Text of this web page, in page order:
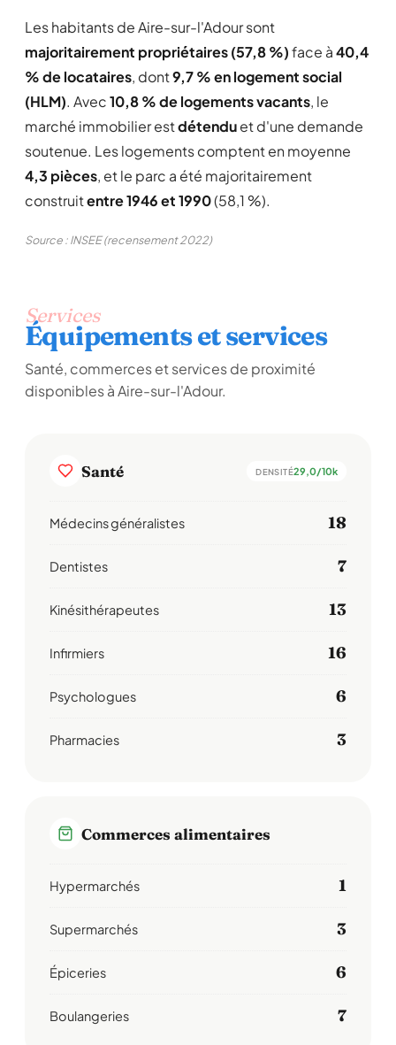
Les habitants de Aire-sur-l'Adour sont
majoritairement propriétaires (57,8 %)face à40,4
% de locataires, dont9,7 % en logement social
(HLM). Avec10,8 % de logements vacants, le
marché immobilier estdétenduet d'une demande
soutenue. Les logements comptent en moyenne
4,3 pièces, et le parc a été majoritairement
construitentre 1946 et 1990(58,1 %).
Source : INSEE (recensement 2022)
Services
Équipements et services
Santé, commerces et services de proximité
disponibles à Aire-sur-l'Adour.
Santé DENSITÉ29,0/10k
Médecins généralistes 18
Dentistes 7
Kinésithérapeutes 13
Infirmiers 16
Psychologues 6
Pharmacies 3
Commerces alimentaires
Hypermarchés 1
Supermarchés 3
Épiceries 6
Boulangeries 7